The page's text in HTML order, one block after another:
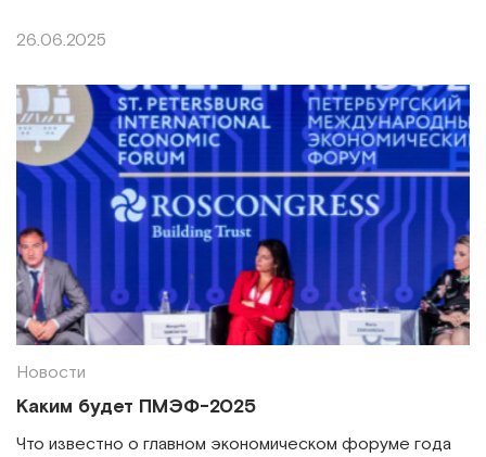
26.06.2025
Новости
Каким будет ПМЭФ-2025
Что известно о главном экономическом форуме года